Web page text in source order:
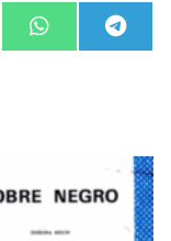
Compartir
en
W
h
en
T
e
m